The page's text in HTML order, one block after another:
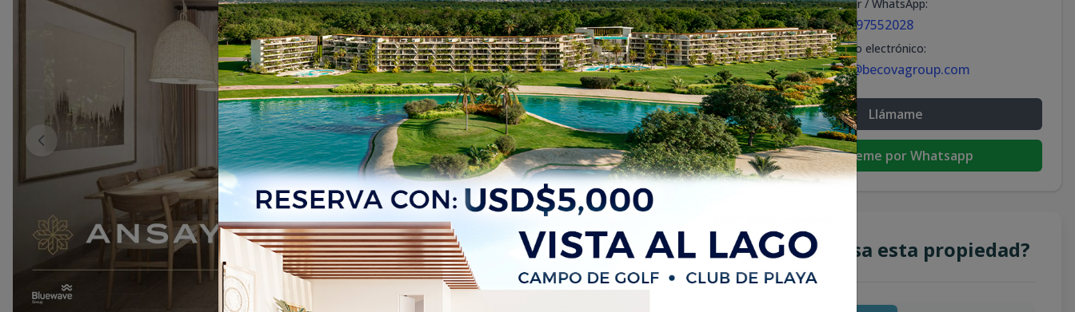
Celular / WhatsApp:
+18297552028
Correo electrónico:
info@becovagroup.com
Llámame
Escribeme por Whatsapp
¿Te interesa esta propiedad?